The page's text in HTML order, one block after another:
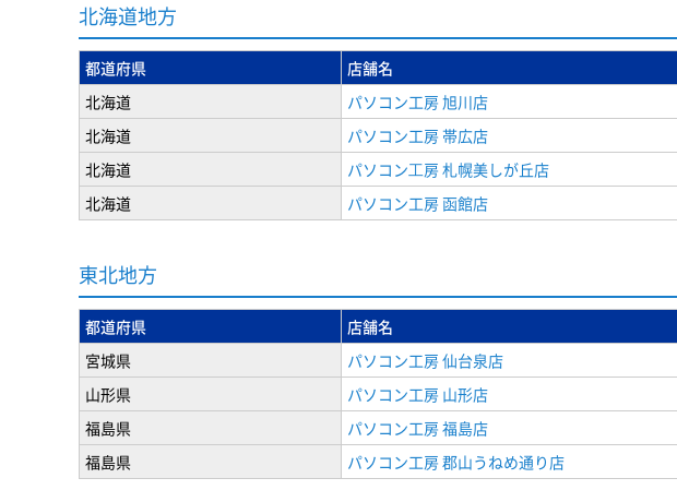
北海道地方
都道府県 店舗名
北海道
パソコン工房 旭川店
北海道
パソコン工房 帯広店
北海道
パソコン⼯房 札幌美しが丘店
北海道
パソコン工房 函館店
東北地方
都道府県 店舗名
宮城県
パソコン工房 仙台泉店
山形県
パソコン工房 山形店
福島県
パソコン工房 福島店
福島県
パソコン工房 郡山うねめ通り店